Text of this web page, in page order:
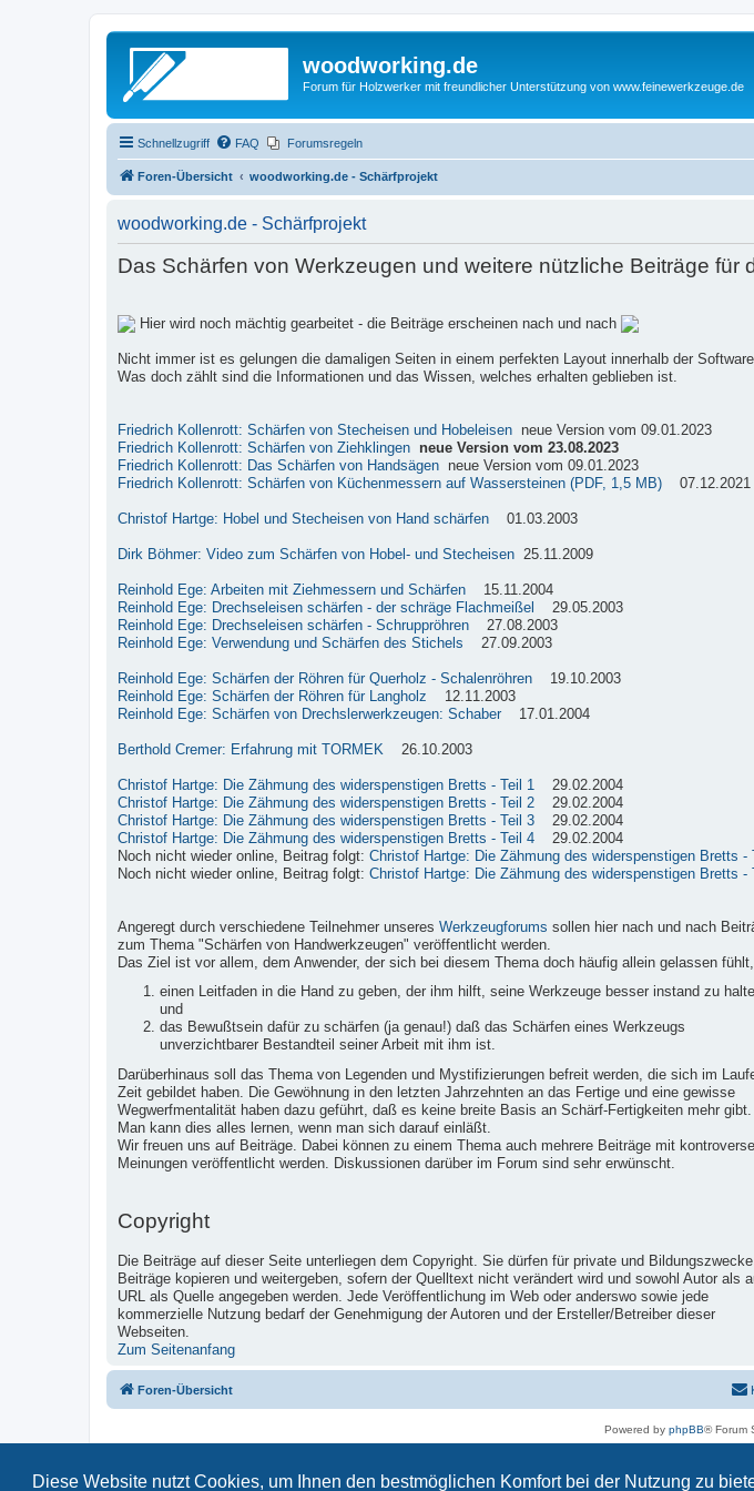
Diese Website nutzt Cookies, um Ihnen den bestmöglichen Komfort bei der Nutzung zu
woodworking.de
Forum für Holzwerker mit freundlicher Unterstützung von www.feinewerkzeuge.de
Schnellzugriff FAQ Forumsregeln
Foren-Übersicht woodworking.de - Schärfprojekt
woodworking.de - Schärfprojekt
Das Schärfen von Werkzeugen und weitere nützliche Beiträge für
Hier wird noch mächtig gearbeitet - die Beiträge erscheinen nach und nach
Nicht immer ist es gelungen die damaligen Seiten in einem perfekten Layout innerhalb der
Was doch zählt sind die Informationen und das Wissen, welches erhalten geblieben ist.
Friedrich Kollenrott: Schärfen von Stecheisen und Hobeleisen neue Version vom 09.01.2023
Friedrich Kollenrott: Schärfen von Ziehklingen
neue Version vom 23.08.2023
Friedrich Kollenrott: Das Schärfen von Handsägen neue Version vom 09.01.2023
Friedrich Kollenrott: Schärfen von Küchenmessern auf Wassersteinen (PDF, 1,5 MB) 07.12.2021
Christof Hartge: Hobel und Stecheisen von Hand schärfen 01.03.2003
Dirk Böhmer: Video zum Schärfen von Hobel- und Stecheisen 25.11.2009
Reinhold Ege: Arbeiten mit Ziehmessern und Schärfen 15.11.2004
Reinhold Ege: Drechseleisen schärfen - der schräge Flachmeißel
29.05.2003
Reinhold Ege: Drechseleisen schärfen - Schruppröhren 27.08.2003
Reinhold Ege: Verwendung und Schärfen des Stichels 27.09.2003
Reinhold Ege: Schärfen der Röhren für Querholz - Schalenröhren 19.10.2003
Reinhold Ege: Schärfen der Röhren für Langholz 12.11.2003
Reinhold Ege: Schärfen von Drechslerwerkzeugen: Schaber 17.01.2004
Berthold Cremer: Erfahrung mit TORMEK 26.10.2003
Christof Hartge: Die Zähmung des widerspenstigen Bretts - Teil 1 29.02.2004
Christof Hartge: Die Zähmung des widerspenstigen Bretts - Teil 2 29.02.2004
Christof Hartge: Die Zähmung des widerspenstigen Bretts - Teil 3 29.02.2004
Christof Hartge: Die Zähmung des widerspenstigen Bretts - Teil 4 29.02.2004
Noch nicht wieder online, Beitrag folgt: Christof Hartge: Die Zähmung des widerspenstigen Bretts -
Noch nicht wieder online, Beitrag folgt: Christof Hartge: Die Zähmung des widerspenstigen Bretts -
Angeregt durch verschiedene Teilnehmer unseres Werkzeugforums sollen hier nach und nach
zum Thema "Schärfen von Handwerkzeugen" veröffentlicht werden.
Das Ziel ist vor allem, dem Anwender, der sich bei diesem Thema doch häufig allein gelassen fühlt,
einen Leitfaden in die Hand zu geben, der ihm hilft, seine Werkzeuge besser instand zu
und
das Bewußtsein dafür zu schärfen (ja genau!) daß das Schärfen eines Werkzeugs
unverzichtbarer Bestandteil seiner Arbeit mit ihm ist.
Darüberhinaus soll das Thema von Legenden und Mystifizierungen befreit werden, die sich im
Zeit gebildet haben. Die Gewöhnung in den letzten Jahrzehnten an das Fertige und eine gewisse
Wegwerfmentalität haben dazu geführt, daß es keine breite Basis an Schärf-Fertigkeiten mehr gibt.
Man kann dies alles lernen, wenn man sich darauf einläßt.
Wir freuen uns auf Beiträge. Dabei können zu einem Thema auch mehrere Beiträge mit
Meinungen veröffentlicht werden. Diskussionen darüber im Forum sind sehr erwünscht.
Copyright
Die Beiträge auf dieser Seite unterliegen dem Copyright. Sie dürfen für private und
Beiträge kopieren und weitergeben, sofern der Quelltext nicht verändert wird und sowohl Autor als
URL als Quelle angegeben werden. Jede Veröffentlichung im Web oder anderswo sowie jede
kommerzielle Nutzung bedarf der Genehmigung der Autoren und der Ersteller/Betreiber dieser
Webseiten.
Zum Seitenanfang
Foren-Übersicht
Powered by phpBB® Forum